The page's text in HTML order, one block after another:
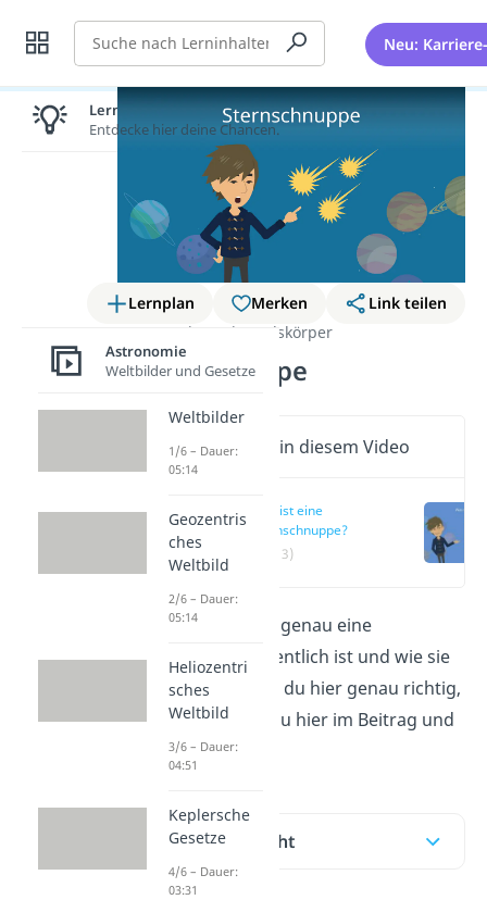
Suche Neu:
Lernplan Merken
Link teilen
Astronomie
Himmelskörper
Sternschnuppe
Wichtige Inhalte in diesem Video
Was ist eine
Sternschnuppe?
(00:13)
Du fragst dich, was genau eine
Sternschnuppe eigentlich ist und wie sie
entsteht? Dann bist du hier genau richtig,
denn das erfährst du hier im Beitrag und
Videodazu!
Inhaltsübersicht
Lernen lohnt sich!
Entdecke hier deine Chancen.
Astronomie
Weltbilder und Gesetze
Weltbilder
1/6 – Dauer:
05:14
Geozentris
ches
Weltbild
2/6 – Dauer:
05:14
Heliozentri
sches
Weltbild
3/6 – Dauer:
04:51
Keplersche
Gesetze
4/6 – Dauer:
03:31